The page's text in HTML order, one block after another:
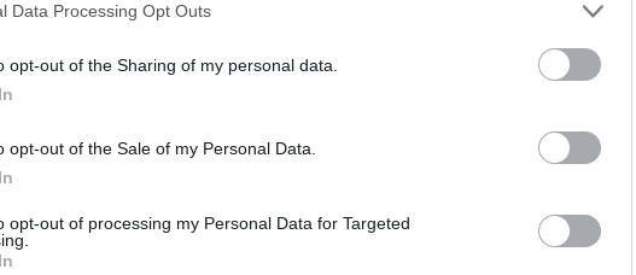
Data Processing Opt Outs
opt-out of the Sharing of my personal data.
opt-out of the Sale of my Personal Data.
opt-out of processing my Personal Data for Targeted
διακοπή υδροδότησης
ορισμένες βασικές οδηγίες προστατεύοντας τον εαυτό μας